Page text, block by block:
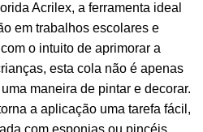
Acrilex, a ferramenta ideal
em trabalhos escolares e
o intuito de aprimorar a
esta cola não é apenas
maneira de pintar e decorar.
a aplicação uma tarefa fácil,
com esponjas ou pincéis,